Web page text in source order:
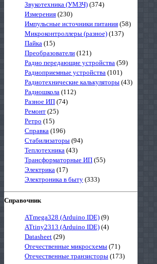
Звукотехника (УМЗЧ) (374)
Измерения (230)
Импульсные источники питания (58)
Микроконтроллеры (разное) (137)
Пайка (15)
Преобразователи (121)
Радио передающие устройства (59)
Радиоприемные устройства (101)
Радиотехнические калькуляторы (43)
Радиошкола (112)
Разное ИП (74)
Ремонт (25)
Ретро (15)
Справка (196)
Стабилизаторы (94)
Теплотехника (43)
Трансформаторные ИП (55)
Электрика (17)
Электроника в быту (333)
Справочник
ATmega328 (Arduino IDE) (9)
ATtiny2313 (Arduino IDE) (4)
Datasheet (29)
Отечественные микросхемы (71)
Отечественные транзисторы (173)